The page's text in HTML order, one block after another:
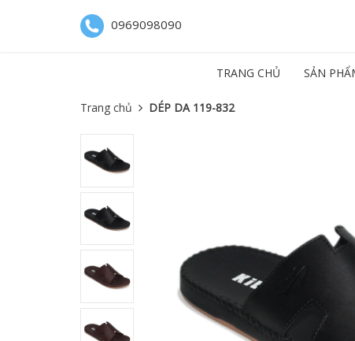
0969098090
TRANG CHỦ SẢN
Trang chủ DÉP DA 119-832